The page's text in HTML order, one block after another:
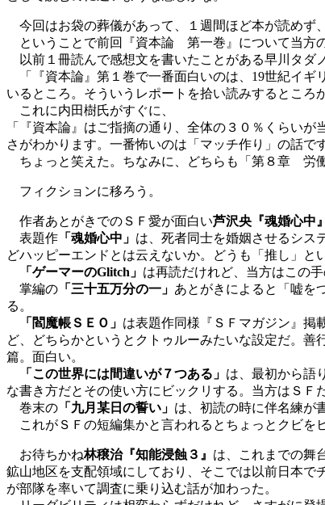
今回はお袋の葬儀があって、１週間ほど本が読めず
ということで前回『資本論 第一巻』について当方
以前１冊読んで感想文を書いたことがある早川タダ
「『資本論』第１巻で一番面白いのは、19世紀イギ
いるところ。そういうレポートを拾い読みするところ
これに内田樹氏がすぐに、
「『資本論』はご指摘の通り、全体の３０％くらい
さがわかります。一番怖いのは「マッチ作り」の話で
ちょっと笑えた。ちなみに、どちらも「第８章 労
フィクションに移ろう。
作者あとがきでのＳＦ愛が面白い芦沢央『魂婚心中』
表題作 「魂婚心中」 は、死者同士を婚姻させるシス
どハッピーエンドとは云えないか。どうも「推し」と
「ゲーマーのGlitch」 は再読だけれど、当方はこの
掌編の 「三十五万分の一」 あとがきによると「嘘を
る。
「閻魔帳ＳＥＯ」 は表題作同様『ＳＦマガジン』掲
ど、どちらかというとクトゥルーみたいな設定だ。
篇。面白い。
「この世界には間違いが７つある」 は、最初から語
な書き方だとその使い方にビックリする。当方はＳＦ
巻末の 「九月某日の誓い」 は、初読の時に伴名練が
これがＳＦの短編集かと言われるとちょっとクビを
お待ちかね林穣治『知能浸蝕３』 は、これまでの舞
鉱山地区を支配領域にしており、そこでは以前日本
が部隊を率いて調査に乗り込む話が加わった。